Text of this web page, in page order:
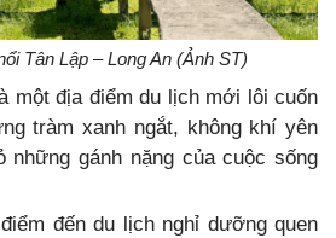
Tân Lập – Long An (Ảnh ST)
một địa điểm du lịch mới lôi cuốn
tràm xanh ngắt, không khí yên
những gánh nặng của cuộc sống
đến du lịch nghỉ dưỡng quen